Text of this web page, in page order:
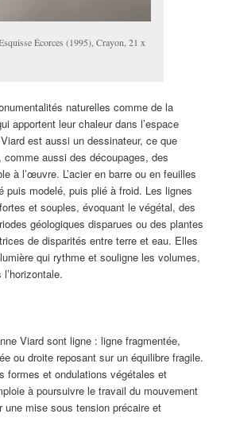
Écorces (1995), Crayon, 21 x
naturelles comme de la
apportent leur chaleur dans l’espace
est aussi un dessinateur, ce que
aussi des découpages, des
à l’œuvre. L’acier en barre ou en feuilles
puis modelé, puis plié à froid. Les lignes
et souples, évoquant le végétal, des
géologiques disparues ou des plantes
de disparités entre terre et eau. Elles
qui rythme et souligne les volumes,
Viard sont ligne : ligne fragmentée,
ou droite reposant sur un équilibre fragile.
formes et ondulations végétales et
à poursuivre le travail du mouvement
une mise sous tension précaire et